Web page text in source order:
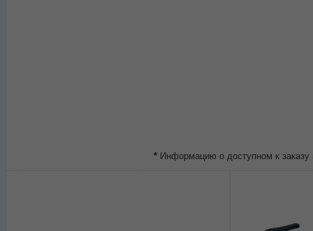
* Информацию о доступном к заказу